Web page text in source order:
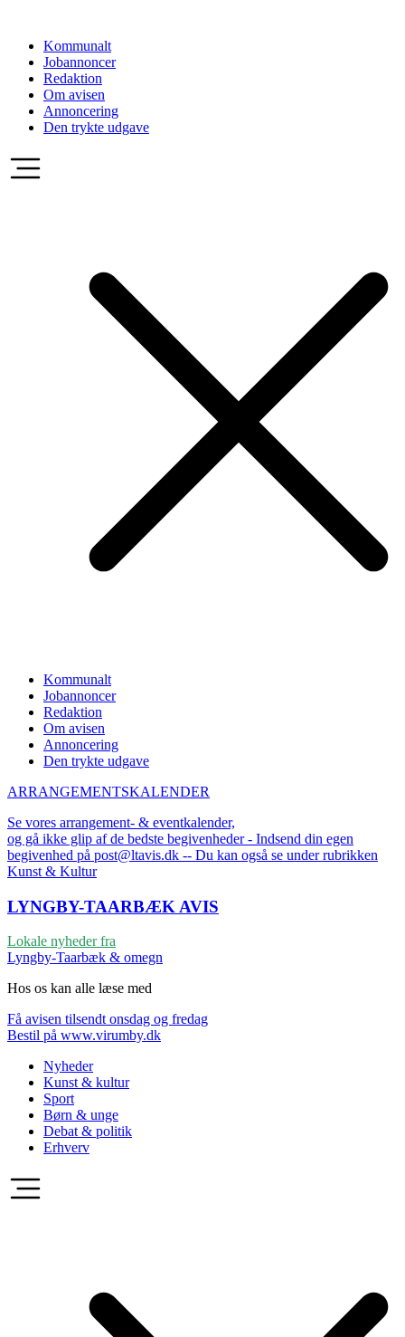
indholdKommunalt
Jobannoncer
Redaktion
Om avisen
Annoncering
Den trykte udgave
Kommunalt
Jobannoncer
Redaktion
Om avisen
Annoncering
Den trykte udgave
ARRANGEMENTSKALENDER
Se vores arrangement- & eventkalender,
og gå ikke glip af de bedste begivenheder - Indsend din egen
begivenhed på post@ltavis.dk -- Du kan også se under rubrikken
Kunst & Kultur
LYNGBY-TAARBÆK AVIS
Lokale nyheder fra
Lyngby-Taarbæk & omegn
Hos os kan alle læse med
Få avisen tilsendt onsdag og fredag
Bestil på www.virumby.dk
Nyheder
Kunst & kultur
Sport
Børn & unge
Debat & politik
Erhverv